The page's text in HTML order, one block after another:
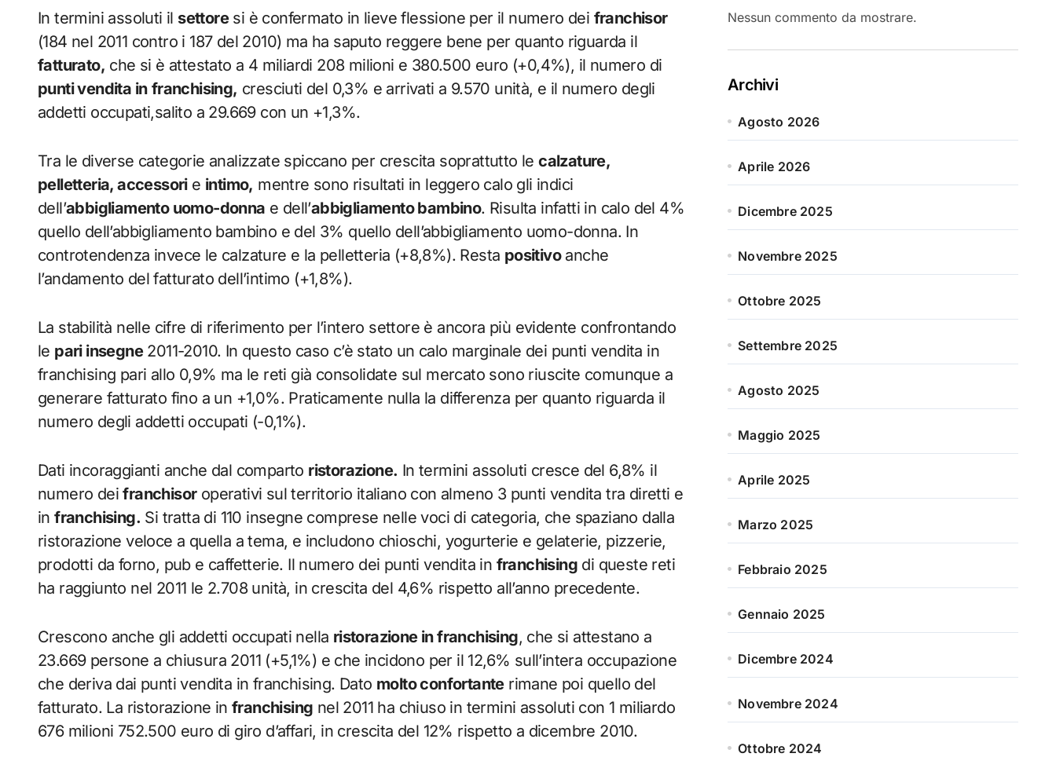
In termini assoluti il settoresi è confermato in lieve flessione per il numero dei franchisor
(184 nel 2011 contro i 187 del 2010) ma ha saputo reggere bene per quanto riguarda il
fatturato, che si è attestato a 4 miliardi 208 milioni e 380.500 euro (+0,4%), il numero di
punti vendita in franchising, cresciuti del 0,3% e arrivati a 9.570 unità, e il numero degli
addetti occupati,salito a 29.669 con un +1,3%.
Tra le diverse categorie analizzate spiccano per crescita soprattutto lecalzature,
pelletteria, accessorie intimo, mentre sono risultati in leggero calo gli indici
dell’abbigliamento uomo-donna e dell’abbigliamento bambino. Risulta infatti in calo del 4%
quello dell’abbigliamento bambino e del 3% quello dell’abbigliamento uomo-donna. In
controtendenza invece le calzature e la pelletteria (+8,8%). Resta positivoanche
l’andamento del fatturato dell’intimo (+1,8%).
La stabilità nelle cifre di riferimento per l’intero settore è ancora più evidente confrontando
le pari insegne2011-2010. In questo caso c’è stato un calo marginale dei punti vendita in
franchising pari allo 0,9% ma le reti già consolidate sul mercato sono riuscite comunque a
generare fatturato fino a un +1,0%. Praticamente nulla la differenza per quanto riguarda il
numero degli addetti occupati (-0,1%).
Dati incoraggianti anche dal comparto ristorazione. In termini assoluti cresce del 6,8% il
numero deifranchisoroperativi sul territorio italiano con almeno 3 punti vendita tra diretti e
infranchising. Si tratta di 110 insegne comprese nelle voci di categoria, che spaziano dalla
ristorazione veloce a quella a tema, e includono chioschi, yogurterie e gelaterie, pizzerie,
prodotti da forno, pub e caffetterie. Il numero dei punti vendita in franchising di queste reti
ha raggiunto nel 2011 le 2.708 unità, in crescita del 4,6% rispetto all’anno precedente.
Crescono anche gli addetti occupati nella ristorazione in franchising, che si attestano a
23.669 persone a chiusura 2011 (+5,1%) e che incidono per il 12,6% sull’intera occupazione
che deriva dai punti vendita in franchising. Dato molto confortanterimane poi quello del
fatturato. La ristorazione in franchising nel 2011 ha chiuso in termini assoluti con 1 miliardo
676 milioni 752.500 euro di giro d’affari, in crescita del 12% rispetto a dicembre 2010.
Nessun commento da mostrare.
Archivi
Agosto 2026
Aprile 2026
Dicembre 2025
Novembre 2025
Ottobre 2025
Settembre 2025
Agosto 2025
Maggio 2025
Aprile 2025
Marzo 2025
Febbraio 2025
Gennaio 2025
Dicembre 2024
Novembre 2024
Ottobre 2024